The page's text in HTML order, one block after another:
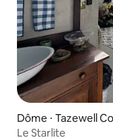
Dôme ⋅ Tazewell
Le Starlite